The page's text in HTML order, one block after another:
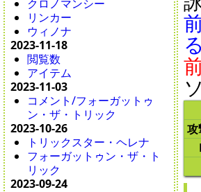
クロノマンシー
リンカー
ウィノナ
2023-11-18
閲覧数
アイテム
2023-11-03
コメント/フォーガットゥ
ン・ザ・トリック
2023-10-26
トリックスター・ヘレナ
フォーガットゥン・ザ・ト
リック
2023-09-24
攻